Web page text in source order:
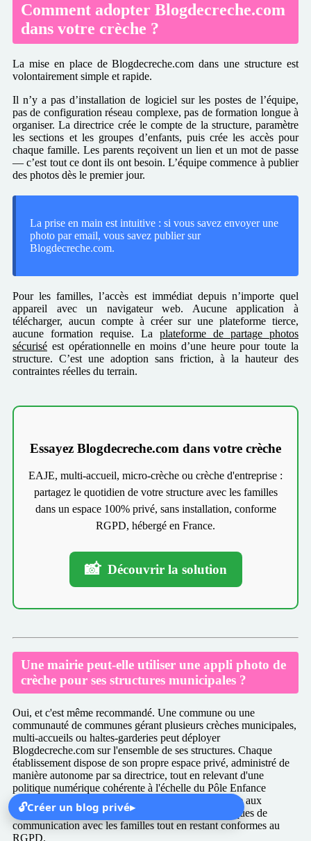
Comment adopter Blogdecreche.com
dans votre crèche ?
La mise en place de Blogdecreche.com dans une structure est
volontairement simple et rapide.
Il n’y a pas d’installation de logiciel sur les postes de l’équipe,
pas de configuration réseau complexe, pas de formation longue à
organiser. La directrice crée le compte de la structure, paramètre
les sections et les groupes d’enfants, puis crée les accès pour
chaque famille. Les parents reçoivent un lien et un mot de passe
— c’est tout ce dont ils ont besoin. L’équipe commence à publier
des photos dès le premier jour.
La prise en main est intuitive : si vous savez envoyer une
photo par email, vous savez publier sur
Blogdecreche.com.
Pour les familles, l’accès est immédiat depuis n’importe quel
appareil avec un navigateur web. Aucune application à
télécharger, aucun compte à créer sur une plateforme tierce,
aucune formation requise. La plateforme de partage photos
sécurisé est opérationnelle en moins d’une heure pour toute la
structure. C’est une adoption sans friction, à la hauteur des
contraintes réelles du terrain.
Essayez Blogdecreche.com dans votre crèche
EAJE, multi-accueil, micro-crèche ou crèche d'entreprise :
partagez le quotidien de votre structure avec les familles
dans un espace 100% privé, sans installation, conforme
RGPD, hébergé en France.
📸 Découvrir la solution
Une mairie peut-elle utiliser une appli photo de
crèche pour ses structures municipales ?
Oui, et c'est même recommandé. Une commune ou une
communauté de communes gérant plusieurs crèches municipales,
multi-accueils ou haltes-garderies peut déployer
Blogdecreche.com sur l'ensemble de ses structures. Chaque
établissement dispose de son propre espace privé, administré de
manière autonome par sa directrice, tout en relevant d'une
politique numérique cohérente à l'échelle du Pôle Enfance
Jeunesse. C'est une solution particulièrement adaptée aux
collectivités qui cherchent à standardiser leurs pratiques de
communication avec les familles tout en restant conformes au
RGPD.
🔓Créer un blog privé▸